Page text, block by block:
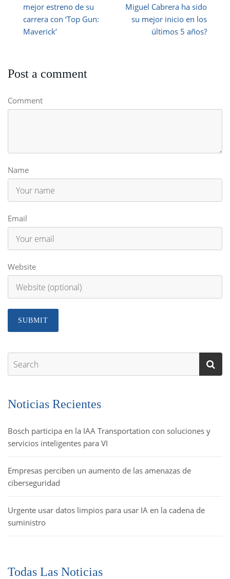
mejor estreno de su
carrera con ‘Top Gun:
Maverick’
Miguel Cabrera ha sido
su mejor inicio en los
últimos 5 años?
Post a comment
Comment
Name
Email
Website
Noticias Recientes
Bosch participa en la IAA Transportation con soluciones y
servicios inteligentes para VI
Empresas perciben un aumento de las amenazas de
ciberseguridad
Urgente usar datos limpios para usar IA en la cadena de
suministro
Todas Las Noticias